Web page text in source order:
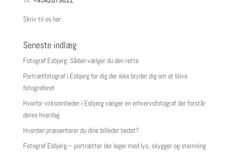
Skriv til os her
Seneste indlæg
Fotograf Esbjerg: Sådan vælger du den rette
Portrætfotograf i Esbjerg for dig der ikke bryder dig om at blive
fotograferet
Hvorfor virksomheder i Esbjerg vælger en erhvervsfotograf der forstår
deres hverdag
Hvordan præsenterer du dine billeder bedst?
Fotograf Esbjerg – portrætter der leger med lys, skygger og stemning